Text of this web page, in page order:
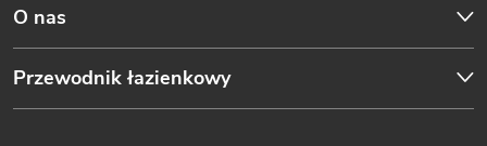
O nas
Przewodnik łazienkowy